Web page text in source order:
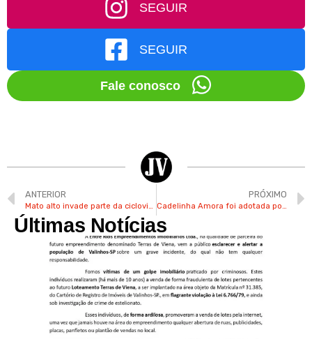
SEGUIR
SEGUIR
Fale conosco
ANTERIOR
Mato alto invade parte da ciclovia na rodovia Valinhos-Vinhedo
PRÓXIMO
Cadelinha Amora foi adotada por Aline em 2015
Últimas Notícias